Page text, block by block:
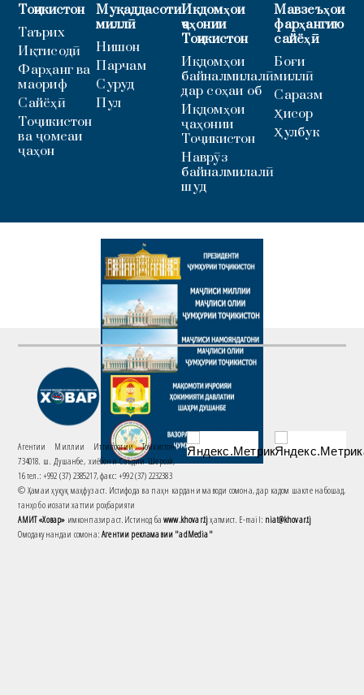
Тоҷикистон
Таърих
Иқтисодӣ
Фарҳанг ва
маориф
Сайёҳӣ
Тоҷикистон
ва ҷомеаи
ҷаҳон
Муқаддасоти
миллӣ
Нишон
Парчам
Суруд
Пул
Иқдомҳои
ҷаҳонии
Тоҷикистон
Иқдомҳои
байналмилалӣ
дар соҳаи об
Иқдомҳои
ҷаҳонии
Тоҷикистон
Наврӯз
байналмилалӣ
шуд
Мавзеъҳои
фарҳангию
сайёҳӣ
Боғи
миллӣ
Саразм
Ҳисор
Ҳулбук
Агентии Миллии Иттилоотии Тоҷикистон
734018. ш. Душанбе, хиёбони Саъдии Шерозӣ,
16 тел.: +992 (37) 2385217, факс: +992 (37) 2232383
© Ҳамаи ҳуқуқ маҳфуз аст. Истифода ва паҳн кардани маводи сомона, дар кадом шакле набошад,
танҳо бо иҷозати хаттии роҳбарияти
АМИТ «Ховар» имконпазир аст. Истинод баwww.khovar.tjҳатмист. E-mail: niat@khovar.tj
Омодакунандаи сомона:Агентии рекламавии "adMedia"